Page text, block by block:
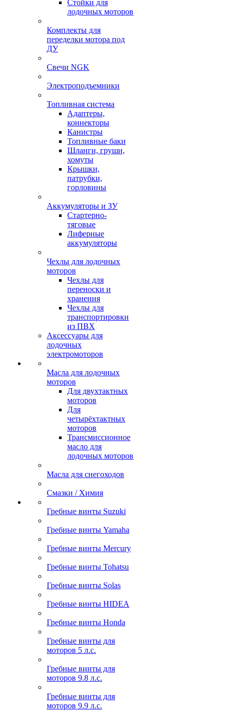
Стойки для
лодочных моторов
Комплекты для
переделки мотора под
ДУ
Свечи NGK
Электроподъемники
Топливная система
Адаптеры,
коннекторы
Канистры
Топливные баки
Шланги, груши,
хомуты
Крышки,
патрубки,
горловины
Аккумуляторы и ЗУ
Стартерно-
тяговые
Лиферные
аккумуляторы
Чехлы для лодочных
моторов
Чехлы для
переноски и
хранения
Чехлы для
транспортировки
из ПВХ
Аксессуары для
лодочных
электромоторов
Масла для лодочных
моторов
Для двухтактных
моторов
Для
четырёхтактных
моторов
Трансмиссионное
масло для
лодочных моторов
Масла для снегоходов
Смазки / Химия
Гребные винты Suzuki
Гребные винты Yamaha
Гребные винты Mercury
Гребные винты Tohatsu
Гребные винты Solas
Гребные винты HIDEA
Гребные винты Honda
Гребные винты для
моторов 5 л.с.
Гребные винты для
моторов 9.8 л.с.
Гребные винты для
моторов 9.9 л.с.